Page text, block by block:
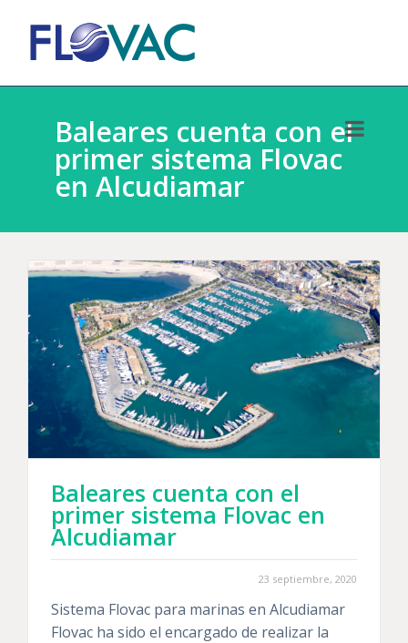
Baleares cuenta con el
primer sistema Flovac
en Alcudiamar
Baleares cuenta con el
primer sistema Flovac en
Alcudiamar
23 septiembre, 2020
Sistema Flovac para marinas en Alcudiamar
Flovac ha sido el encargado de realizar la